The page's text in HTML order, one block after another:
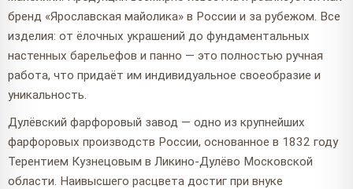
бренд «Ярославская майолика» в России и за рубежом. Все
изделия: от ёлочных украшений до фундаментальных
настенных барельефов и панно — это полностью ручная
работа, что придаёт им индивидуальное своеобразие и
уникальность.
Дулёвский фарфоровый завод — одно из крупнейших
фарфоровых производств России, основанное в 1832 году
Терентием Кузнецовым в Ликино-Дулёво Московской
области. Наивысшего расцвета достиг при внуке